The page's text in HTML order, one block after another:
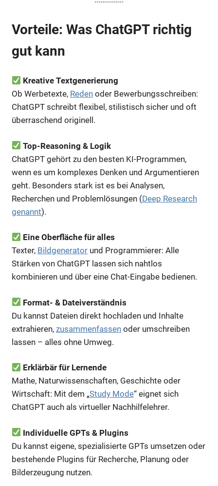
Vorteile: Was ChatGPT richtig
gut kann
Kreative Textgenerierung
Ob Werbetexte, Reden oder Bewerbungsschreiben:
ChatGPT schreibt flexibel, stilistisch sicher und oft
überraschend originell.
Top-Reasoning & Logik
ChatGPT gehört zu den besten KI-Programmen,
wenn es um komplexes Denken und Argumentieren
geht. Besonders stark ist es bei Analysen,
Recherchen und Problemlösungen (Deep Research
genannt).
Eine Oberfläche für alles
Texter, Bildgenerator und Programmierer: Alle
Stärken von ChatGPT lassen sich nahtlos
kombinieren und über eine Chat-Eingabe bedienen.
Format- & Dateiverständnis
Du kannst Dateien direkt hochladen und Inhalte
extrahieren, zusammenfassen oder umschreiben
lassen – alles ohne Umweg.
Erklärbär für Lernende
Mathe, Naturwissenschaften, Geschichte oder
Wirtschaft: Mit dem „Study Mode“ eignet sich
ChatGPT auch als virtueller Nachhilfelehrer.
Individuelle GPTs & Plugins
Du kannst eigene, spezialisierte GPTs umsetzen oder
bestehende Plugins für Recherche, Planung oder
Bilderzeugung nutzen.